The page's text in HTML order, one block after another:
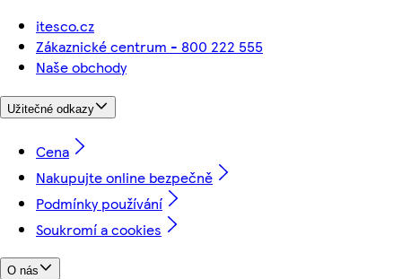
itesco.cz
Zákaznické centrum - 800 222 555
Naše obchody
Užitečné odkazy
Cena
Nakupujte online bezpečně
Podmínky používání
Soukromí a cookies
O nás